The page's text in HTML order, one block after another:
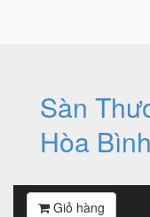
Sàn
Hòa Bình
Giỏ hàng